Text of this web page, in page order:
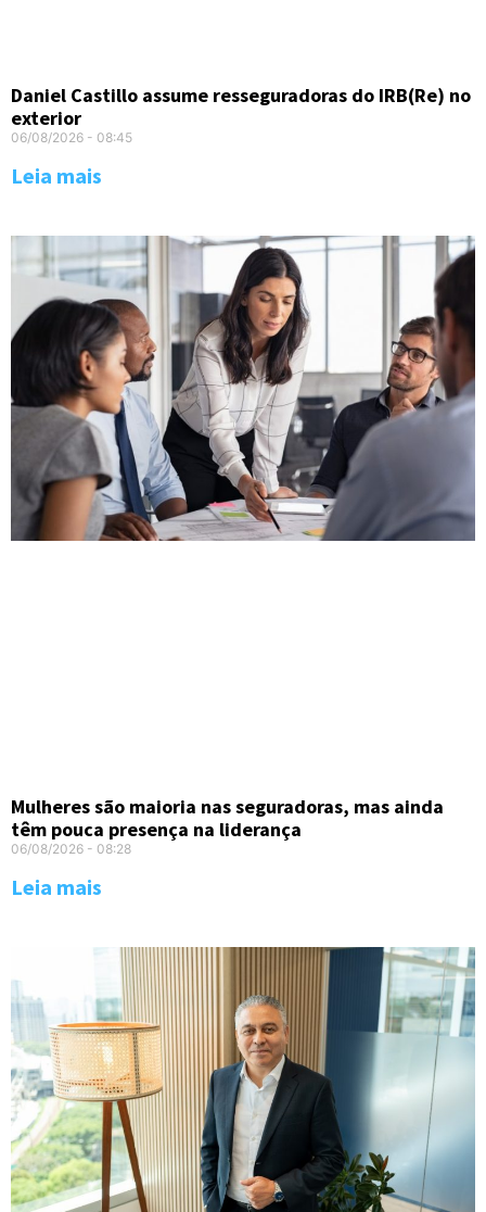
Daniel Castillo assume resseguradoras do IRB(Re) no
exterior
06/08/2026 08:45
Leia mais
Mulheres são maioria nas seguradoras, mas ainda
têm pouca presença na liderança
06/08/2026 08:28
Leia mais